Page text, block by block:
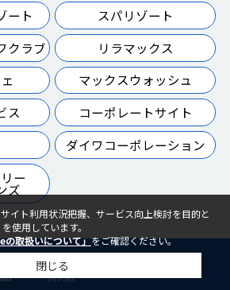
ート
スパリゾート
クラブ
リラマックス
マックスウォッシュ
ス
コーポレートサイト
ダイワコーポレーション
ー
ズ
イト利用状況把握、サービス向上検討を目的と
使用しています。
の取扱いについて」をご確認ください。
閉じる